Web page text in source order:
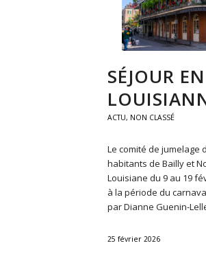
SÉJOUR EN
ACTU, NON CLASSÉ
Le comité de jumelage
habitants de Bailly et
Louisiane du 9 au 19
à la période du
par Dianne Guenin-
25 février 2026